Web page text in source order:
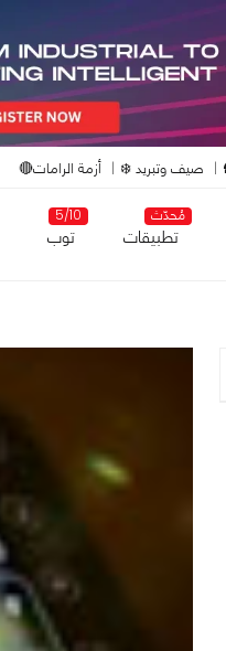
صيف وتبريد ❄️ أزمة الرامات🔴
مُحدّث
تطبيقات
5/10
توب